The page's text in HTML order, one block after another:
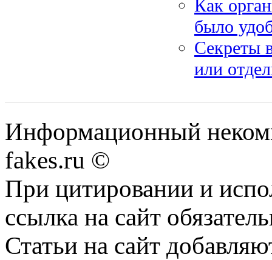
Как
было
Секреты
или
Информационный
fakes.ru ©
При цитировании и
ссылка на сайт
Статьи на сайт